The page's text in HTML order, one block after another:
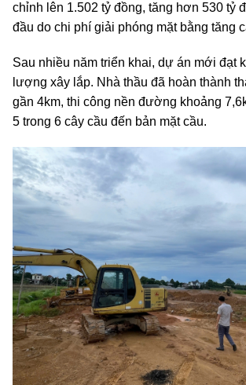
chỉnh lên 1.502 tỷ đồng, tăng hơn 530 tỷ
đầu do chi phí giải phóng mặt bằng tăng
Sau nhiều năm triển khai, dự án mới đạt
lượng xây lắp. Nhà thầu đã hoàn thành
gần 4km, thi công nền đường khoảng
5 trong 6 cây cầu đến bản mặt cầu.